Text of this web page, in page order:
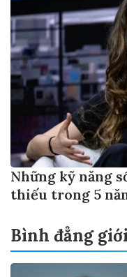
Những kỹ năng
thiếu trong 5
Bình đẳng giới